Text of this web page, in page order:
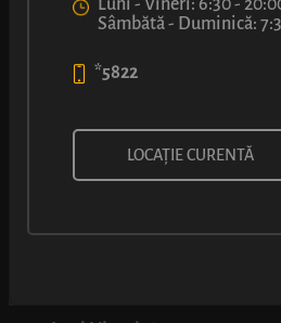
Str. Reșița nr. 5B, București
Luni - Vineri: 6:30 -
Sâmbătă - Duminică:
*5822
LOCAȚIE CURENTĂ